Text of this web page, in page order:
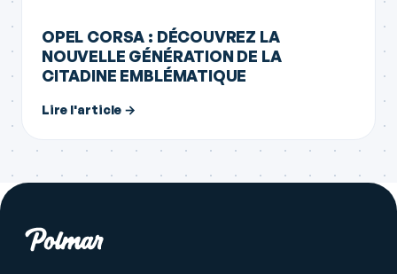
OPEL CORSA : DÉCOUVREZ LA
NOUVELLE GÉNÉRATION DE LA
CITADINE EMBLÉMATIQUE
Lire l'article →